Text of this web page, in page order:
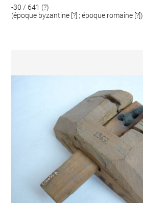
-30 / 641 (?)
(époque byzantine [?] ; époque romaine [?])